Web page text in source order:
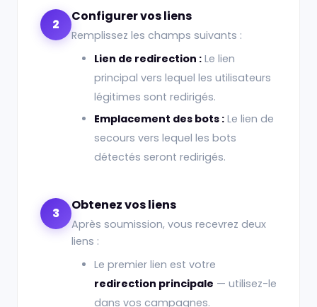
2
Configurer vos liens
Remplissez les champs suivants :
Lien de redirection : Le lien
principal vers lequel les utilisateurs
légitimes sont redirigés.
Emplacement des bots : Le lien de
secours vers lequel les bots
détectés seront redirigés.
3
Obtenez vos liens
Après soumission, vous recevrez deux
liens :
Le premier lien est votre
redirection principale — utilisez-le
dans vos campagnes.